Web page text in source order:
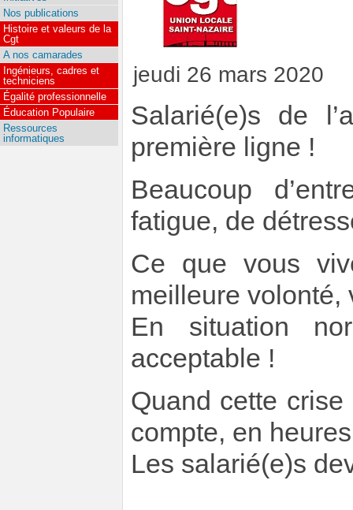
jeudi 26 mars 2020
Salarié(e)s de
première ligne !
Beaucoup
fatigue, de
Ce que vous
meilleure volonté,
En situation
acceptable !
Quand cette
compte, en
Les salarié(e)s
Nos publications
Histoire et valeurs de la
Cgt
A nos camarades
Ingénieurs, cadres et
techniciens
Égalité professionnelle
Éducation Populaire
Ressources
informatiques